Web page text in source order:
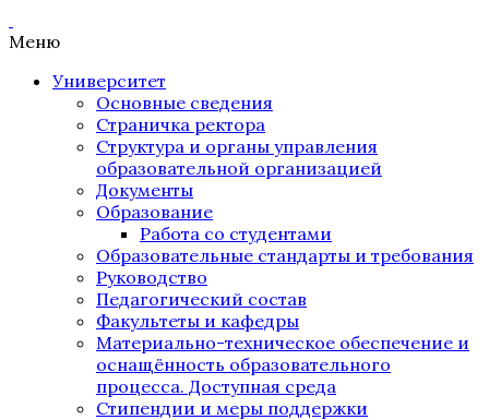
Меню
Университет
Основные сведения
Страничка ректора
Структура и органы управления
образовательной организацией
Документы
Образование
Работа со студентами
Образовательные стандарты и требования
Руководство
Педагогический состав
Факультеты и кафедры
Материально-техническое обеспечение и
оснащённость образовательного
процесса. Доступная среда
Стипендии и меры поддержки